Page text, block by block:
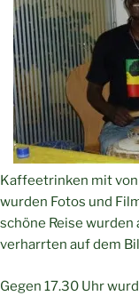
Kaffeetrinken mit
wurden Fotos und
schöne Reise
verharrten auf dem
Gegen 17.30 Uhr